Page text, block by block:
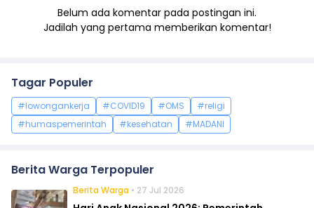
Belum ada komentar pada postingan ini.
Jadilah yang pertama memberikan komentar!
Tagar Populer
#lowongankerja #COVID19 #OMS
#religi
#humaspemerintah
#kesehatan #MADANI
Berita Warga Terpopuler
Berita Warga • 27 Jul 2026